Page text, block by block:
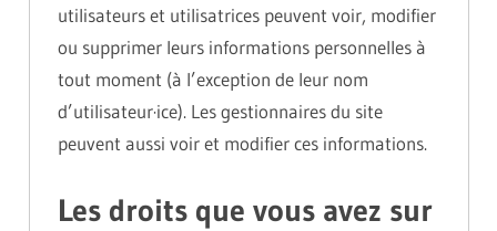
utilisateurs et utilisatrices peuvent voir, modifier
ou supprimer leurs informations personnelles à
tout moment (à l’exception de leur nom
d’utilisateur·ice). Les gestionnaires du site
peuvent aussi voir et modifier ces informations.
Les droits que vous avez sur